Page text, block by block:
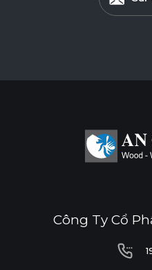
Công Ty Cổ